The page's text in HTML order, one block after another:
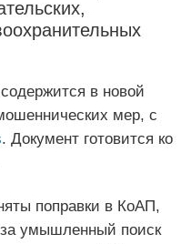
в новой
мер, с
. Документ готовится ко
поправки в КоАП,
умышленный поиск